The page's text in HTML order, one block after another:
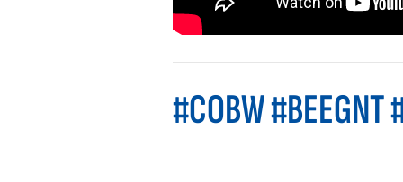
#COBW #BEEGNT